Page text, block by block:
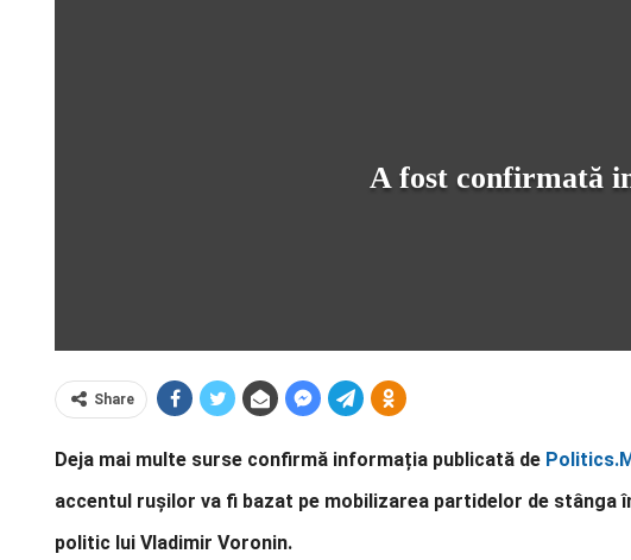
A fost confirmată
Share
Deja mai multe surse confirmă informația publicată de
accentul rușilor va fi bazat pe mobilizarea partidelor de
politic lui Vladimir Voronin.